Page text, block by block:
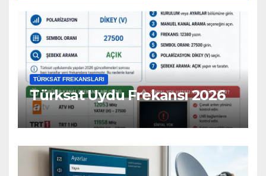
TÜRKSAT FREKANSLARI
Türksat Uydu Frekansı 2026